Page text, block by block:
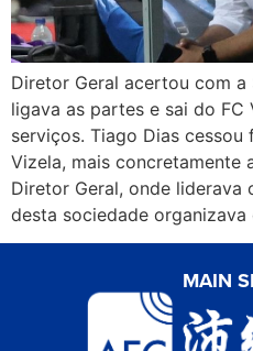
Diretor Geral acertou com
ligava as partes e sai do FC
serviços. Tiago Dias cessou
Vizela, mais concretamente
Diretor Geral, onde liderava
desta sociedade
MAIN